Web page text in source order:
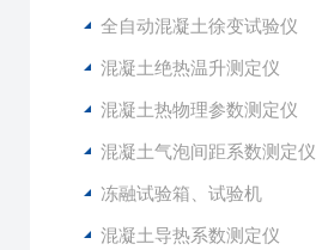
全自动混凝土徐变试验仪
混凝土绝热温升测定仪
混凝土热物理参数测定仪
混凝土气泡间距系数测定仪
冻融试验箱、试验机
混凝土导热系数测定仪